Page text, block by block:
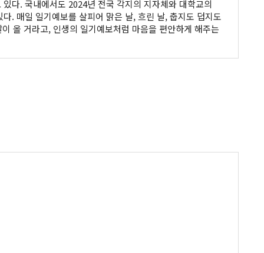
다. 국내에서도 2024년 전국 각지의 지자체와 대학교의
. 매일 일기예보를 살피어 맑은 날, 흐린 날, 춥지도 덥지도
올 거라고, 인생의 일기예보처럼 마음을 편안하게 해주는